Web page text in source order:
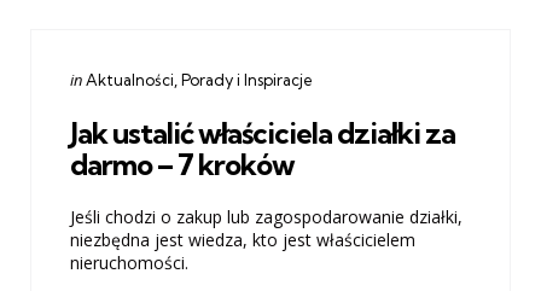
Categories
Posted
inAktualności Porady i Inspiracje
Jak ustalić właściciela działki za
darmo – 7 kroków
Jeśli chodzi o zakup lub zagospodarowanie działki,
niezbędna jest wiedza, kto jest właścicielem
nieruchomości.